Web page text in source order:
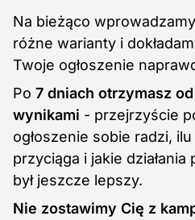
Na bieżąco
różne warianty i
Twoje ogłoszenie
Po 7 dniach otrzymasz
wynikami - przejrzyście
ogłoszenie sobie radzi,
przyciąga i jakie
był jeszcze lepszy.
Nie zostawimy Cię z